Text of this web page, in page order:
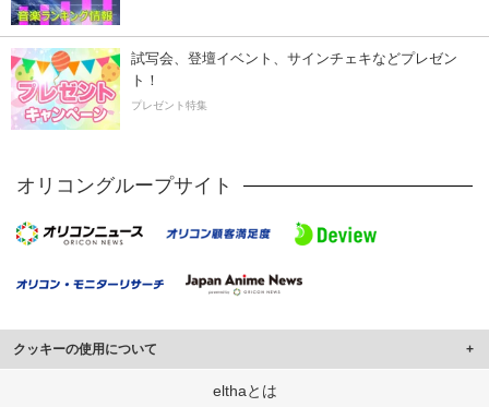
試写会、登壇イベント、サインチェキなどプレゼン
ト！
プレゼント特集
オリコングループサイト
クッキーの使用について
このサイトでは Cookie を使用して、ユーザーに合わせたコンテンツや広告の
elthaとは